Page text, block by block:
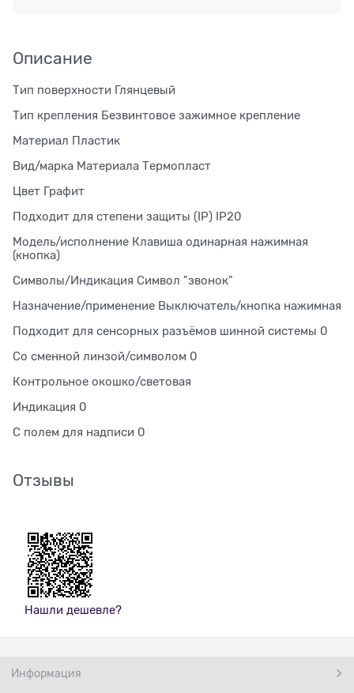
Описание
Тип поверхности Глянцевый
Тип крепления Безвинтовое зажимное крепление
Материал Пластик
Вид/марка Материала Термопласт
Цвет Графит
Подходит для степени защиты (IP) IP20
Модель/исполнение Клавиша одинарная нажимная
(кнопка)
Символы/Индикация Символ "звонок"
Назначение/применение Выключатель/кнопка нажимная
Подходит для сенсорных разъёмов шинной системы 0
Со сменной линзой/символом 0
Контрольное окошко/световая
Индикация 0
С полем для надписи 0
Отзывы
Нашли дешевле?
Информация